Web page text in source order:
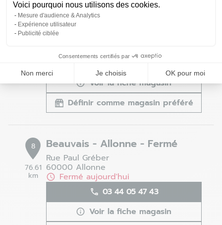
Voici pourquoi nous utilisons des cookies.
Mesure d'audience & Analytics
Expérience utilisateur
Publicité ciblée
Consentements certifiés par
Non merci Je choisis OK pour moi
7 Chartres - Barjouville - Fermé
1 Rue de la Torche
28630 Barjouville
02 37 88 06 26
Voir la fiche magasin
Définir comme magasin préféré
8
76.61
km
Beauvais - Allonne - Fermé
Rue Paul Gréber
60000 Allonne
Fermé aujourd'hui
03 44 05 47 43
Voir la fiche magasin